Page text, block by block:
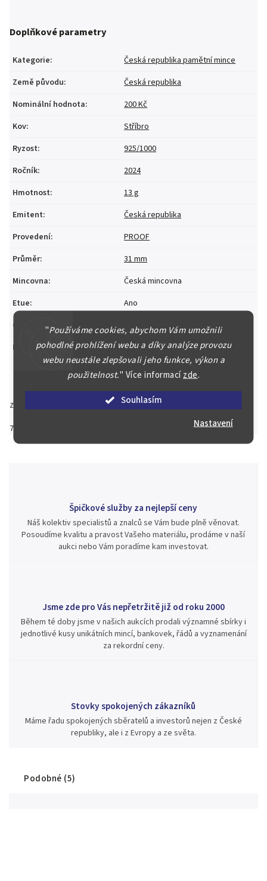
"Používáme cookies, abychom Vám umožnili
pohodlné prohlížení webu a díky analýze provozu
webu neustále zlepšovali jeho funkce, výkon a
použitelnost." Více informacízde.
Souhlasím
Nastavení
750 Kč
Doplňkové parametry
Kategorie:
Česká republika pamětní mince
Země původu:
Česká republika
Nominální hodnota:
200 Kč
Kov:
Stříbro
Ryzost:
925/1000
Ročník:
2024
Hmotnost:
13 g
Emitent:
Česká republika
Provedení:
PROOF
Průměr:
31 mm
Mincovna:
Česká mincovna
Etue:
Ano
Certifikát
Ano
Kapsle: Ano
Zeptat se Sdílet
Špičkové služby za nejlepší ceny
Náš kolektiv specialistů a znalců se Vám bude plně věnovat.
Posoudíme kvalitu a pravost Vašeho materiálu, prodáme v naší
aukci nebo Vám poradíme kam investovat.
Jsme zde pro Vás nepřetržitě již od roku 2000
Během té doby jsme v našich aukcích prodali významné sbírky i
jednotlivé kusy unikátních mincí, bankovek, řádů a vyznamenání
za rekordní ceny.
Stovky spokojených zákazníků
Máme řadu spokojených sběratelů a investorů nejen z České
republiky, ale i z Evropy a ze světa.
Podobné (5)